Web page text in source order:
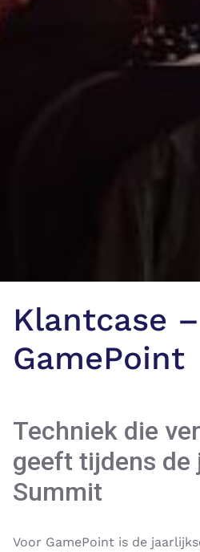
Klantcase –
GamePoint
Techniek die
geeft tijdens de
Summit
Voor GamePoint is de